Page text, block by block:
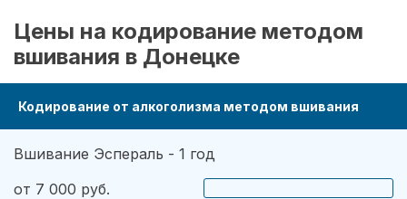
Цены на кодирование методом
вшивания в Донецке
Кодирование от алкоголизма методом вшивания
Вшивание Эспераль - 1 год
от 7 000 руб.